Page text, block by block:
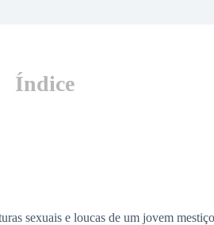
Índice
sexuais e loucas de um jovem